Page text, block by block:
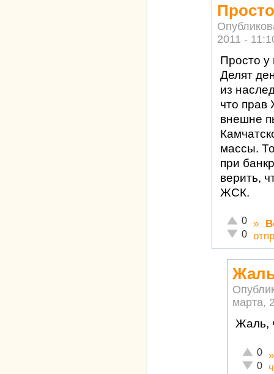
2011 -
Просто у
Делят
из
что прав
внешне
массы.
при
верить,
ЖСК.
Отлично!
0
0
»
марта,
Жаль,
0
0